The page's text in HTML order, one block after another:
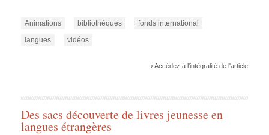
Animations bibliothèques
fonds international
langues
vidéos
› Accédez à l'intégralité de l'article
Des sacs découverte de livres jeunesse en
langues étrangères